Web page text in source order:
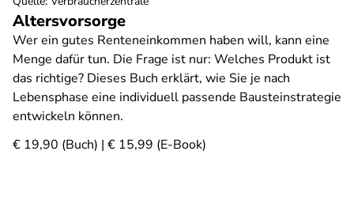
Altersvorsorge
Wer ein gutes Renteneinkommen haben will, kann eine
Menge dafür tun. Die Frage ist nur: Welches Produkt ist
das richtige? Dieses Buch erklärt, wie Sie je nach
Lebensphase eine individuell passende Bausteinstrategie
entwickeln können.
€ 19,90 (Buch) | € 15,99 (E-Book)